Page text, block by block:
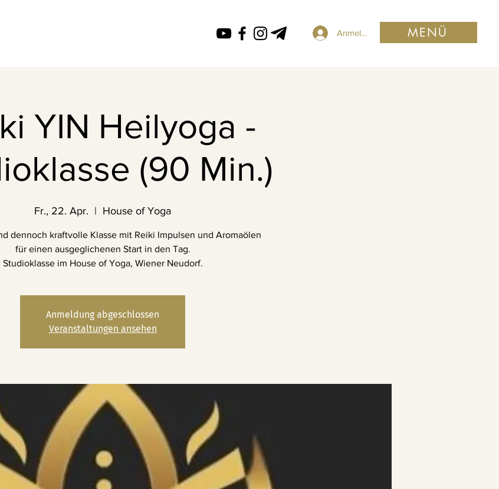
Anmelden MENÜ
YIN Heilyoga -
(90 Min.)
Fr., 22. Apr.
  |
House of Yoga
dennoch kraftvolle Klasse mit Reiki Impulsen und Aromaölen
für einen ausgeglichenen Start in den Tag.
Studioklasse im House of Yoga, Wiener Neudorf.
Anmeldung abgeschlossen
Veranstaltungen ansehen